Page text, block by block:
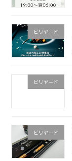
ビリヤード
ビリヤード
ビリヤード